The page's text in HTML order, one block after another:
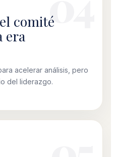
comité
era
acelerar análisis, pero
del liderazgo.